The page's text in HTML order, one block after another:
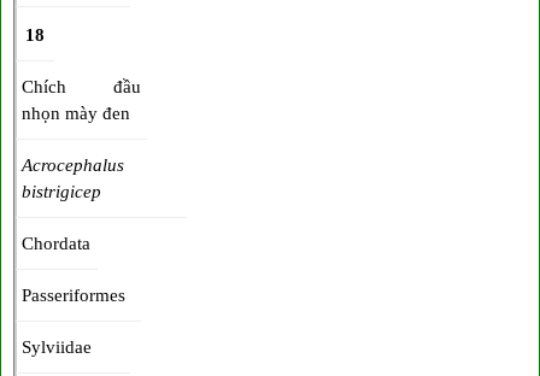
18
Chích đầu
nhọn mày đen
Acrocephalus
bistrigicep
Chordata
Passeriformes
Sylviidae